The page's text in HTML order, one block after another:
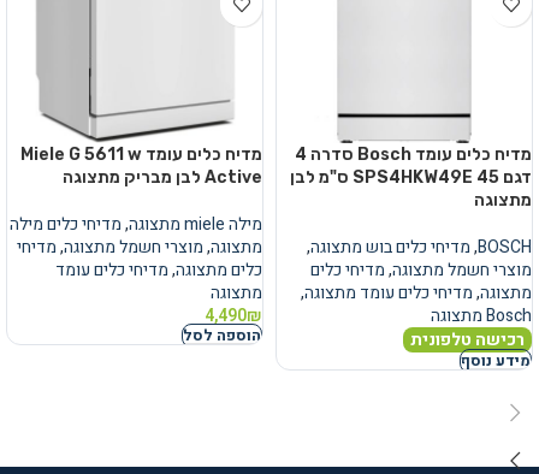
מדיח כלים עומד Bosch סדרה 4
דגם SPS4HKW49E 45 ס"מ לבן
מתצוגה
BOSCH
,מדיחי כלים בוש מתצוגה,
מוצרי חשמל מתצוגה,מדיחי כלים
מתצוגה,מדיחי כלים עומד מתצוגה,
Bosch מתצוגה
רכישה טלפונית
מידע נוסף
מדיח כלים עומד Miele G 5611 w
Active לבן מבריק מתצוגה
מילה miele מתצוגה ,מדיחי כלים מילה
מתצוגה,מוצרי חשמל מתצוגה,מדיחי
כלים מתצוגה,מדיחי כלים עומד
מתצוגה
4,490₪
הוספה לסל